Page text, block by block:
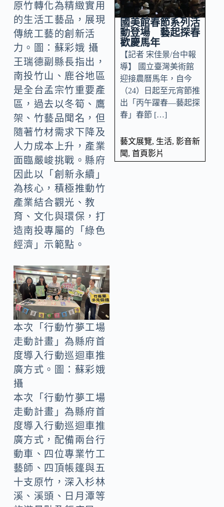
原竹轉化為精緻實用
的生活工藝品，展現
傳統工藝的創新活
力。圖：蘇彩娥 攝
王瑞德副縣長指出，
南投竹山、鹿谷地區
是全台孟宗竹重要產
區，過去以冬筍、鷹
架、竹藝品聞名，但
隨著竹材需求下降及
人力成本上升，產業
面臨嚴峻挑戰。縣府
因此以「創新永續」
為核心，積極推動竹
產業結合觀光、教
育、文化與環保，打
造南投專屬的「綠色
經濟」示範點。
本次「行動竹夢工場
走動計畫」為縣府首
度導入行動巡迴車推
廣方式。圖：蘇彩娥
攝
本次「行動竹夢工場
走動計畫」為縣府首
度導入行動巡迴車推
廣方式，配備兩台行
動車、四位專業竹工
藝師、四頂帳篷與五
十支原竹，深入杉林
溪、溪頭、日月潭等
國美館春節系列活
動登場 藝起探春
歡慶馬年
【記者 宋佳景/台中報
導】 國立臺灣美術館
迎接農曆馬年，自今
（24）日起至元宵節推
出「丙午躍春—藝起探
春」春節 […]
藝文展覽, 生活, 影音新
聞, 首頁影片